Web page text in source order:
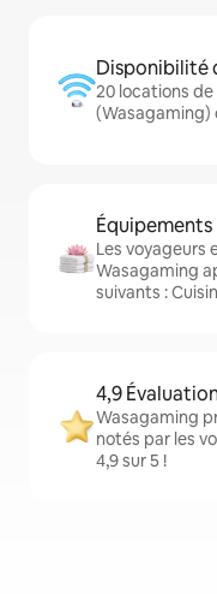
Disponibilité
20 locations
(Wasagaming)
Les voyageurs
Wasagaming
suivants :
4,9
Wasagaming
notés par les
4,9 sur 5 !